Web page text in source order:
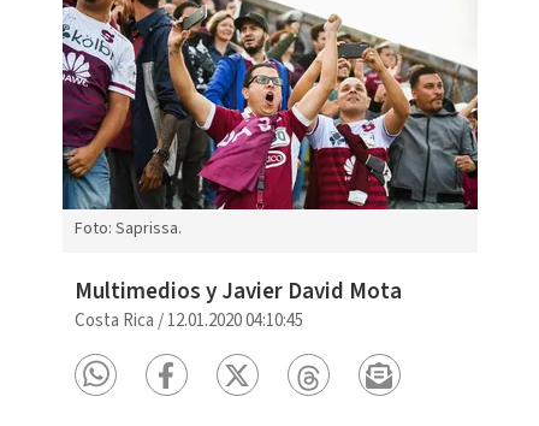
Foto: Saprissa.
Multimedios y Javier David Mota
Costa Rica /12.01.2020 04:10:45